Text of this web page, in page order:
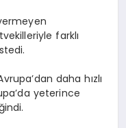
farklı
daha hızlı
yeterince